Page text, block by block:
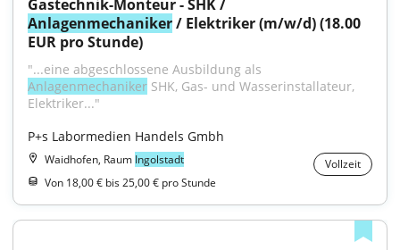
Anlagenmechaniker / Elektriker (m/w/d) (18.00
EUR pro Stunde)
Anlagenmechaniker SHK, Gas- und Wasserinstallateur,
Elektriker..."
P+s Labormedien Handels Gmbh
Waidhofen, Raum Ingolstadt
Vollzeit
Von 18,00 € bis 25,00 € pro Stunde